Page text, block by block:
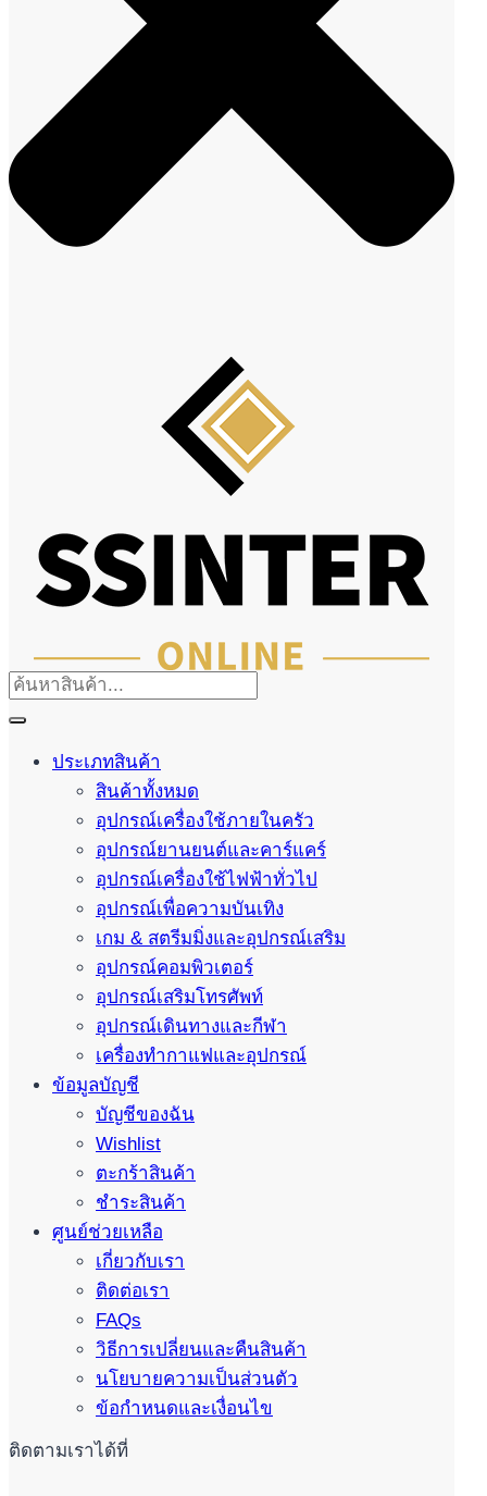
ประเภทสินค้า
สินค้าทั้งหมด
อุปกรณ์เครื่องใช้ภายในครัว
อุปกรณ์ยานยนต์และคาร์แคร์
อุปกรณ์เครื่องใช้ไฟฟ้าทั่วไป
อุปกรณ์เพื่อความบันเทิง
เกม & สตรีมมิ่งและอุปกรณ์เสริม
อุปกรณ์คอมพิวเตอร์
อุปกรณ์เสริมโทรศัพท์
อุปกรณ์เดินทางและกีฬา
เครื่องทำกาแฟและอุปกรณ์
ข้อมูลบัญชี
บัญชีของฉัน
Wishlist
ตะกร้าสินค้า
ชำระสินค้า
ศูนย์ช่วยเหลือ
เกี่ยวกับเรา
ติดต่อเรา
FAQs
วิธีการเปลี่ยนและคืนสินค้า
นโยบายความเป็นส่วนตัว
ข้อกำหนดและเงื่อนไข
ติดตามเราได้ที่